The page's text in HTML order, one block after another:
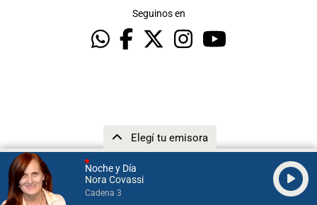
Noche y Día
Nora Covassi
Cadena 3
Elegí tu emisora
Seguinos en